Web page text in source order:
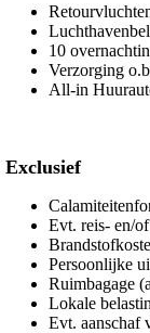
10
Verzorging
All-in
Exclusief
Evt. reis- en/
Persoonlijke
Ruimbagage
Lokale
Evt. aanschaf